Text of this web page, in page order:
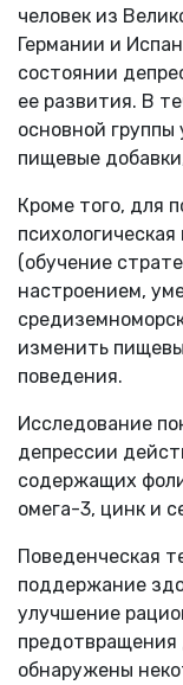
человек из
Германии и
состоянии
ее развития. В
основной
пищевые
Кроме того, для
(обучение
настроением,
изменить
поведения.
Исследование
депрессии
содержащих
омега-3, цинк и
Поведенческая
поддержание
улучшение
предотвращения
обнаружены